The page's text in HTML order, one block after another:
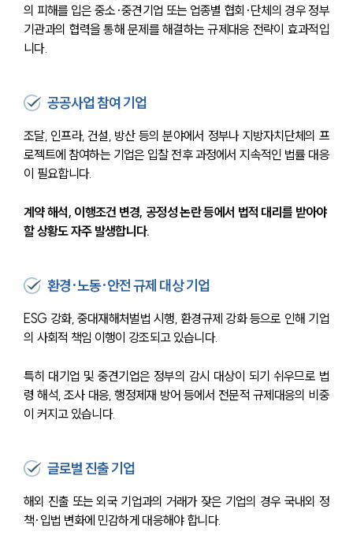
의 피해를 입은 중소·중견기업 또는 업종별 협회·단체의 경우 정부
기관과의 협력을 통해 문제를 해결하는 규제대응 전략이 효과적입
니다.
공공사업 참여 기업
조달, 인프라, 건설, 방산 등의 분야에서 정부나 지방자치단체의 프
로젝트에 참여하는 기업은 입찰 전후 과정에서 지속적인 법률 대응
이 필요합니다.
계약 해석, 이행조건 변경, 공정성 논란 등에서 법적 대리를 받아야
할 상황도 자주 발생합니다.
환경·노동·안전 규제 대상 기업
ESG 강화, 중대재해처벌법 시행, 환경규제 강화 등으로 인해 기업
의 사회적 책임 이행이 강조되고 있습니다.
특히 대기업 및 중견기업은 정부의 감시 대상이 되기 쉬우므로 법
령 해석, 조사 대응, 행정제재 방어 등에서 전문적 규제대응의 비중
이 커지고 있습니다.
글로벌 진출 기업
해외 진출 또는 외국 기업과의 거래가 잦은 기업의 경우 국내외 정
책·입법 변화에 민감하게 대응해야 합니다.